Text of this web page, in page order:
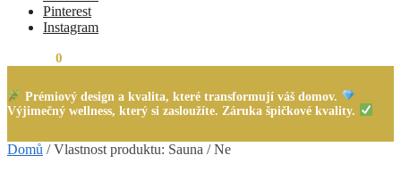
Pinterest
Instagram
0
Prémiový design a kvalita, které transformují váš domov.
Výjimečný wellness, který si zasloužíte. Záruka špičkové kvality.
Domů /Vlastnost produktu: Sauna /Ne